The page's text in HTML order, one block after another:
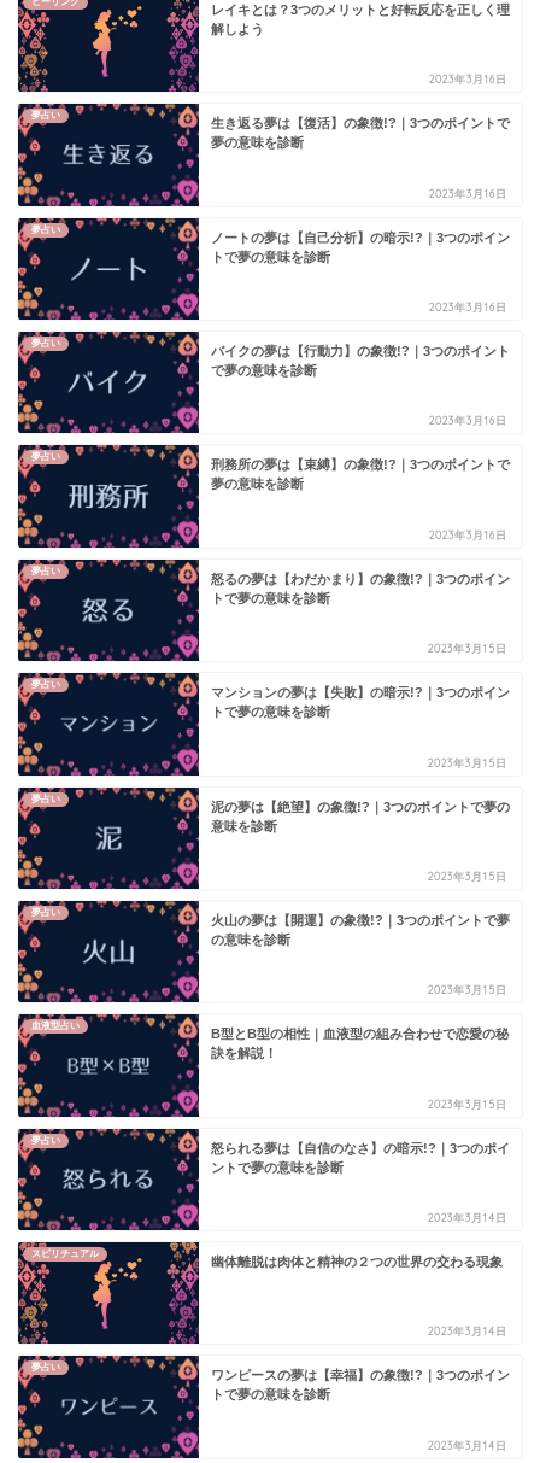
レイキとは？3つのメリットと好転反応を正しく理
解しよう
2023年3月16日
夢占い
生き返る夢は【復活】の象徴!?｜3つのポイントで
夢の意味を診断
2023年3月16日
夢占い
ノートの夢は【自己分析】の暗示!?｜3つのポイン
トで夢の意味を診断
2023年3月16日
夢占い
バイクの夢は【行動力】の象徴!?｜3つのポイント
で夢の意味を診断
2023年3月16日
夢占い
刑務所の夢は【束縛】の象徴!?｜3つのポイントで
夢の意味を診断
2023年3月16日
夢占い
怒るの夢は【わだかまり】の象徴!?｜3つのポイン
トで夢の意味を診断
2023年3月15日
夢占い
マンションの夢は【失敗】の暗示!?｜3つのポイン
トで夢の意味を診断
2023年3月15日
夢占い
泥の夢は【絶望】の象徴!?｜3つのポイントで夢の
意味を診断
2023年3月15日
夢占い
火山の夢は【開運】の象徴!?｜3つのポイントで夢
の意味を診断
2023年3月15日
血液型占い
B型とB型の相性｜血液型の組み合わせで恋愛の秘
訣を解説！
2023年3月15日
夢占い
怒られる夢は【自信のなさ】の暗示!?｜3つのポイ
ントで夢の意味を診断
2023年3月14日
スピリチュアル
幽体離脱は肉体と精神の２つの世界の交わる現象
2023年3月14日
夢占い
ワンピースの夢は【幸福】の象徴!?｜3つのポイン
トで夢の意味を診断
2023年3月14日